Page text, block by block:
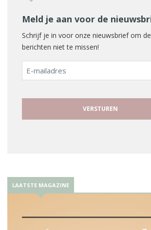
Meld je aan voor de
Schrijf je in voor onze nieuwsbrief om
berichten niet te missen!
E-
mailadres
LAATSTE MAGAZINE